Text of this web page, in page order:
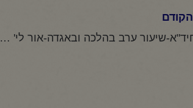
הקודם
החיד"א-שיעור ערב בהלכה ובאגדה-אור לי' תמוז תשפ"ו